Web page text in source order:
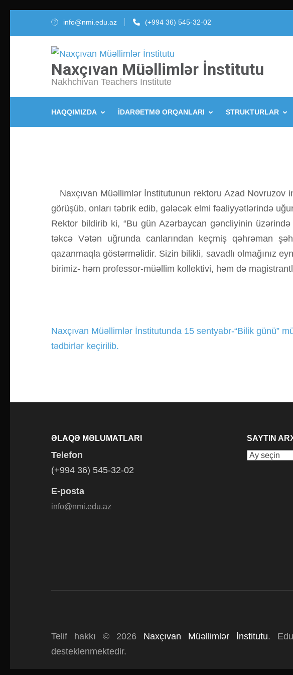
info@nmi.edu.az (+994 36) 545-32-02
Naxçıvan Müəllimlər İnstitutu
Nakhchivan Teachers Institute
HAQQIMIZDA İDARƏETMƏ ORQANLARI STRUKTURLAR
Naxçıvan Müəllimlər İnstitutunun rektoru Azad Novruzov
görüşüb, onları təbrik edib, gələcək elmi fəaliyyətlərində
Rektor bildirib ki, “Bu gün Azərbaycan gəncliyinin
təkcə Vətən uğrunda canlarından keçmiş qəhrəman
qazanmaqla göstərməlidir. Sizin bilikli, savadlı olmağınız
birimiz- həm professor-müəllim kollektivi, həm də
Yazı
Naxçıvan Müəllimlər İnstitutunda 15 sentyabr-“Bilik günü”
tədbirlər keçirilib.
ƏLAQƏ MƏLUMATLARI
Telefon
(+994 36) 545-32-02
E-posta
info@nmi.edu.az
SAYTIN
Saytın
Telif hakkı © 2026 Naxçıvan Müəllimlər İnstitutu.
desteklenmektedir.